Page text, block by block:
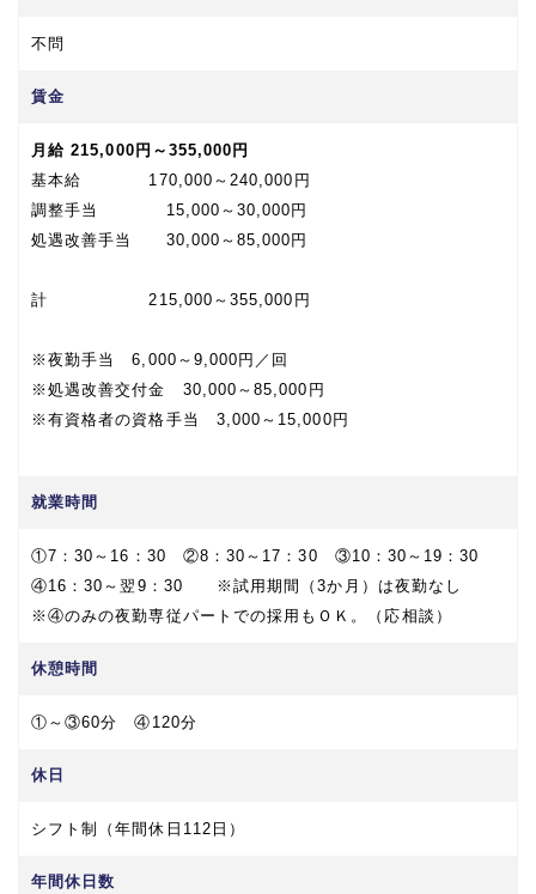
不問
賃金
月給 215,000円～355,000円
基本給 170,000～240,000円
調整手当 15,000～30,000円
処遇改善手当 30,000～85,000円
計 215,000～355,000円
※夜勤手当 6,000～9,000円／回
※処遇改善交付金 30,000～85,000円
※有資格者の資格手当 3,000～15,000円
就業時間
①7：30～16：30 ②8：30～17：30 ③10：30～19：30
④16：30～翌9：30 ※試用期間（3か月）は夜勤なし
※④のみの夜勤専従パートでの採用もＯＫ。（応相談）
休憩時間
①～③60分 ④120分
休日
シフト制（年間休日112日）
年間休日数